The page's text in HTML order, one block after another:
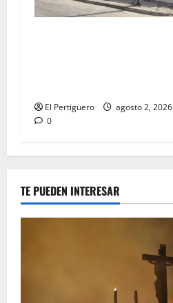
El Pertiguero
agosto 2, 2026
0
TE PUEDEN INTERESAR